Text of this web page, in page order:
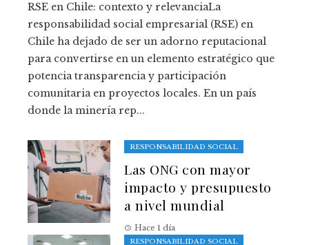
RSE en Chile: contexto y relevanciaLa
responsabilidad social empresarial (RSE) en
Chile ha dejado de ser un adorno reputacional
para convertirse en un elemento estratégico que
potencia transparencia y participación
comunitaria en proyectos locales. En un país
donde la minería rep...
RESPONSABILIDAD SOCIAL
Las ONG con mayor
impacto y presupuesto
a nivel mundial
Hace 1 día
RESPONSABILIDAD SOCIAL